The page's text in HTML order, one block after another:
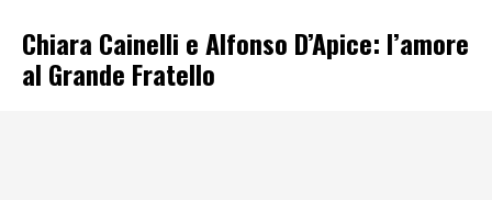
Chiara Cainelli e Alfonso D’Apice: l’amore
al Grande Fratello